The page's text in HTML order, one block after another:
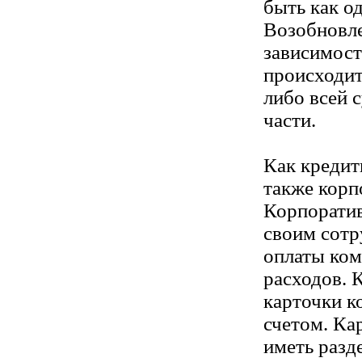
быть как
либо всей
части.
Как
также
своим
оплаты
расходов.
карточки
счетом.
иметь